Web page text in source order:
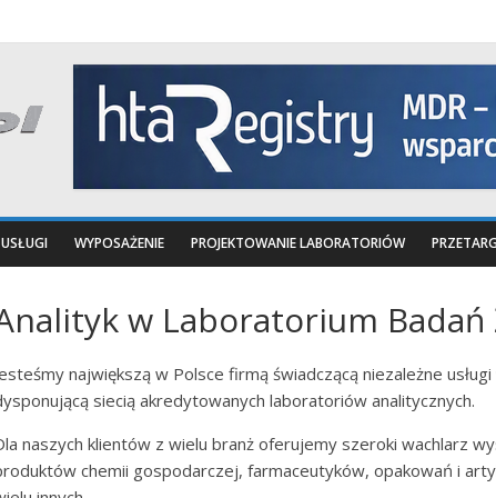
USŁUGI WYPOSAŻENIE PROJEKTOWANIE LABORATORIÓW
w Laboratorium Badań
największą w Polsce firmą świadczącą niezależne
siecią akredytowanych laboratoriów analitycznych.
naszych klientów z wielu branż oferujemy szeroki wachlarz
chemii gospodarczej, farmaceutyków, opakowań i